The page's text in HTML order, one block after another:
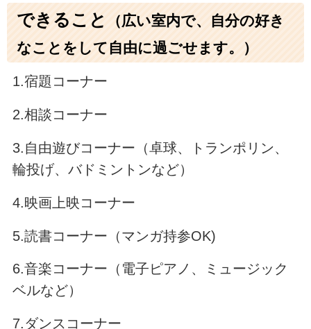
できること
（広い室内で、自分の好き
なことをして自由に過ごせます。）
1.宿題コーナー
2.相談コーナー
3.自由遊びコーナー（卓球、トランポリン、
輪投げ、バドミントンなど）
4.映画上映コーナー
5.読書コーナー（マンガ持参OK)
6.音楽コーナー（電子ピアノ、ミュージック
ベルなど）
7.ダンスコーナー